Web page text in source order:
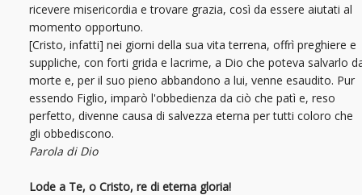
ricevere misericordia e trovare grazia, così da essere aiutati al
momento opportuno.
[Cristo, infatti] nei giorni della sua vita terrena, offrì preghiere e
suppliche, con forti grida e lacrime, a Dio che poteva salvarlo
morte e, per il suo pieno abbandono a lui, venne esaudito. Pur
essendo Figlio, imparò l'obbedienza da ciò che patì e, reso
perfetto, divenne causa di salvezza eterna per tutti coloro che
gli obbediscono.
Parola di Dio
Lode a Te, o Cristo, re di eterna gloria!